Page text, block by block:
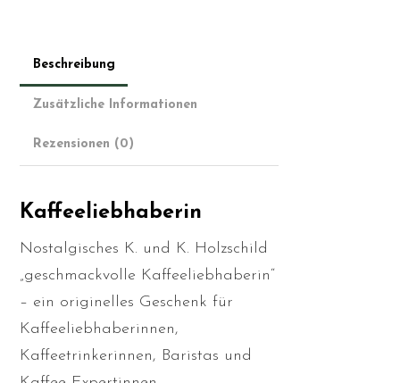
Beschreibung
Zusätzliche Informationen
Rezensionen (0)
Kaffeeliebhaberin
Nostalgisches K. und K. Holzschild
„geschmackvolle Kaffeeliebhaberin“
– ein originelles Geschenk für
Kaffeeliebhaberinnen,
Kaffeetrinkerinnen, Baristas und